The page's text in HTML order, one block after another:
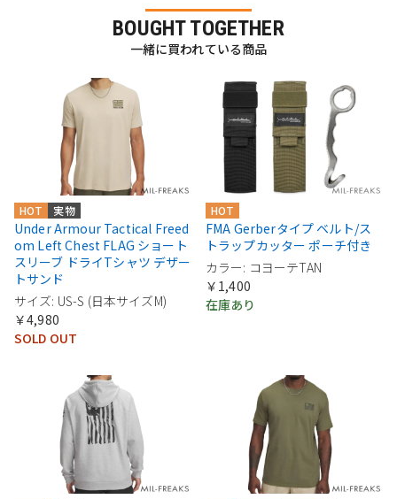
BOUGHT TOGETHER
一緒に買われている商品
実物
HOT
Under Armour Tactical Freed
om Left Chest FLAG ショート
スリーブ ドライTシャツ デザー
トサンド
サイズ: US-S (日本サイズM)
￥4,980
SOLD OUT
HOT
FMA Gerberタイプ ベルト/ス
トラップカッター ポーチ付き
カラー: コヨーテTAN
￥1,400
在庫あり